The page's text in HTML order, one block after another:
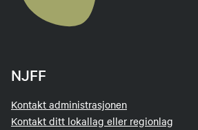
NJFF
Kontakt administrasjonen
Kontakt ditt lokallag eller regionlag